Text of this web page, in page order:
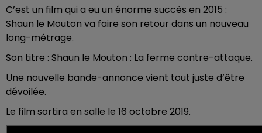
C’est un film qui a eu un énorme succès en 2015 :
Shaun le Mouton va faire son retour dans un nouveau
long-métrage.
Son titre : Shaun le Mouton : La ferme contre-attaque.
Une nouvelle bande-annonce vient tout juste d’être
dévoilée.
Le film sortira en salle le 16 octobre 2019.